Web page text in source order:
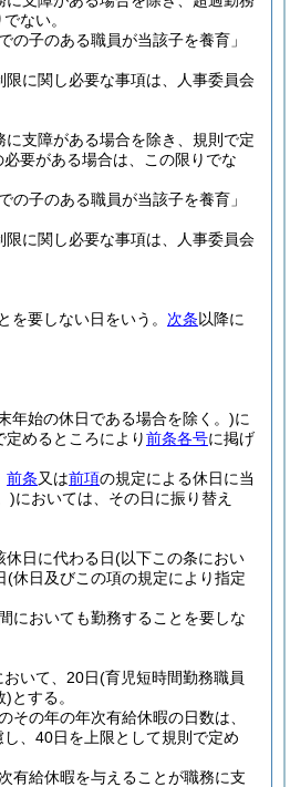
ない。
の子のある職員が当該子を養育」
に関し必要な事項は、人事委員会
支障がある場合を除き、規則で定
要がある場合は、この限りでな
の子のある職員が当該子を養育」
に関し必要な事項は、人事委員会
要しない日をいう。 次条以降に
年始の休日である場合を除く。)に
めるところにより前条各号に掲げ
前条又は前項の規定による休日に当
)においては、その日に振り替え
日に代わる日(以下この条におい
(休日及びこの項の規定により指定
においても勤務することを要しな
いて、20日(育児短時間勤務職員
)とする。
の年の年次有給休暇の日数は、
、40日を上限として規則で定め
有給休暇を与えることが職務に支